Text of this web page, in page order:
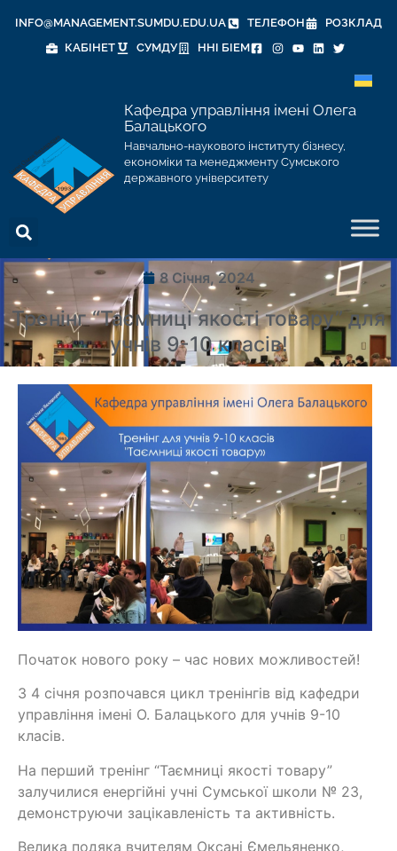
INFO@MANAGEMENT.SUMDU.EDU.UA ТЕЛЕФОН
РОЗКЛАД
КАБІНЕТ
СУМДУ ННІ БІЕМ
Кафедра управління імені Олега
Балацького
Навчально-наукового інституту бізнесу,
економіки та менеджменту Сумського
державного університету
8 Січня, 2024
Тренінг “Таємниці якості товару” для
учнів 9-10 класів!
Початок нового року – час нових можливостей!
З 4 січня розпочався цикл тренінгів від кафедри
управління імені О. Балацького для учнів 9-10
класів.
На перший тренінг “Таємниці якості товару”
залучилися енергійні учні Сумської школи № 23,
демонструючи зацікавленість та активність.
Велика подяка вчителям Оксані Ємельяненко,